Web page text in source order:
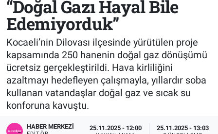
“Doğal Gazı Hayal Bile
Edemiyorduk”
Kocaeli’nin Dilovası ilçesinde yürütülen proje
kapsamında 250 hanenin doğal gaz dönüşümü
ücretsiz gerçekleştirildi. Hava kirliliğini
azaltmayı hedefleyen çalışmayla, yıllardır soba
kullanan vatandaşlar doğal gaz ve sıcak su
konforuna kavuştu.
HABER MERKEZI 25.11.2025 - 12:00 25.11.2025 - 13:03
Sağlık
Spor
Teknoloji
Tv Medya
KÜLTÜR SANAT